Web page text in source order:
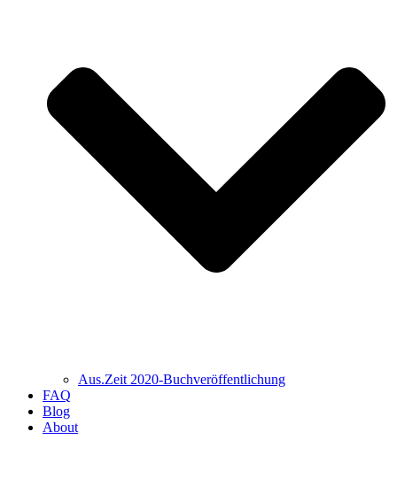
Aus.Zeit 2020-Buch­veröffentlichung
FAQ
Blog
About